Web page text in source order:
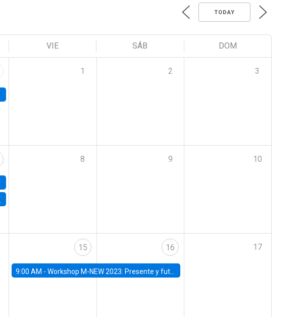
TODAY
VIE SÁB DOM
1 2 3
8 9 10
15
9:00 AM - Workshop M-NEW 2023: Presente y futuro del trabajo y el rol de las nuevas tecnologías
16 17